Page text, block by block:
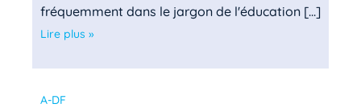
fréquemment dans le jargon de l'éducation [...]
Lire plus »
A-DF